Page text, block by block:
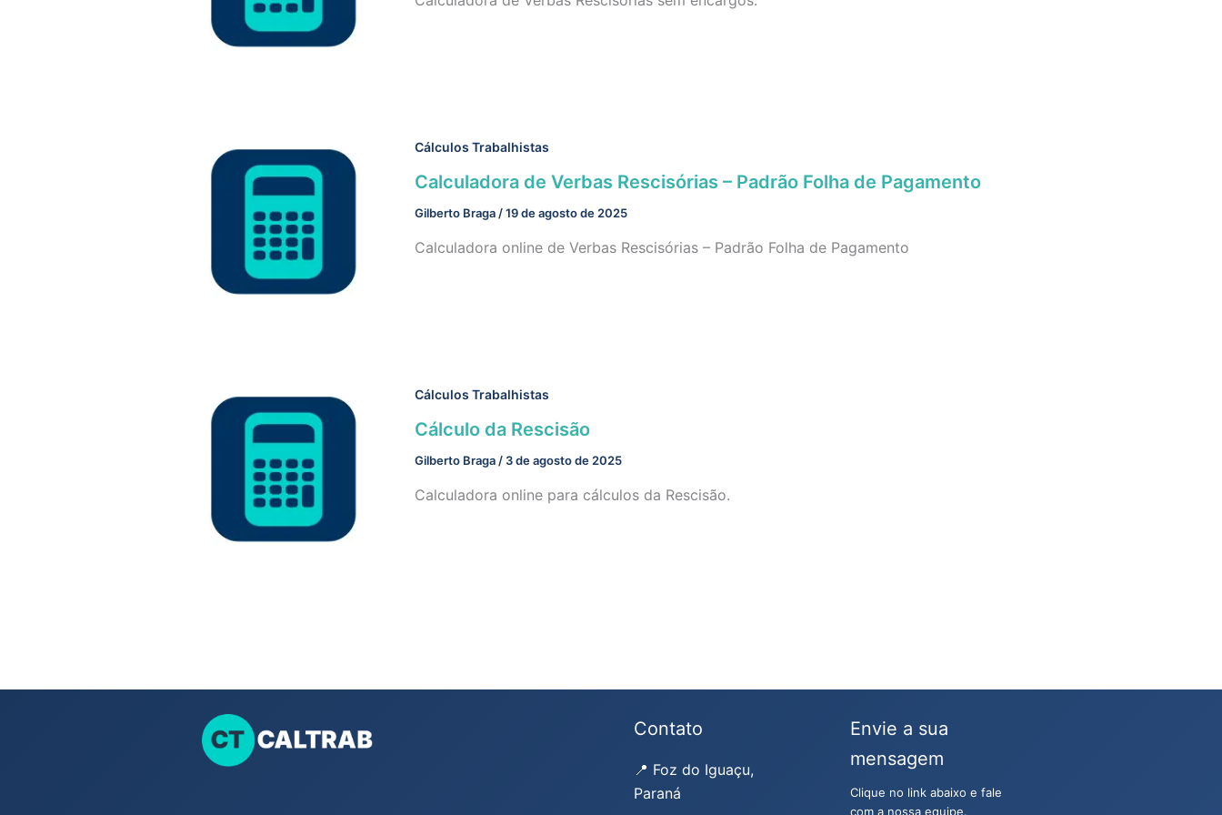
Cálculos Trabalhistas
Calculadora de Verbas Rescisórias – Padrão Folha de Pagamento
Gilberto Braga /19 de agosto de 2025
Calculadora online de Verbas Rescisórias – Padrão Folha de Pagamento
Cálculos Trabalhistas
Cálculo da Rescisão
Gilberto Braga / 3 de agosto de 2025
Calculadora online para cálculos da Rescisão.
Contato
📍 Foz do Iguaçu,
Paraná
Envie a sua
mensagem
Clique no link abaixo e fale
com a nossa equipe.